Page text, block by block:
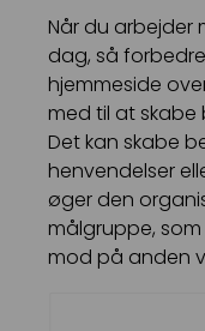
Når du arbejder
dag, så
hjemmeside
med til at skabe
Det kan skabe
henvendelser
øger den
målgruppe,
mod på anden